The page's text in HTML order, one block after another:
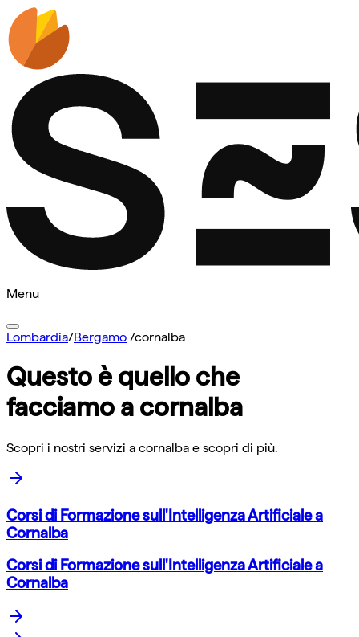
Menu
Lombardia/Bergamo /cornalba
Questo è quello che
facciamo a cornalba
Scopri i nostri servizi a cornalba e scopri di più.
Corsi di Formazione sull'Intelligenza Artificiale a
Cornalba
Corsi di Formazione sull'Intelligenza Artificiale a
Cornalba